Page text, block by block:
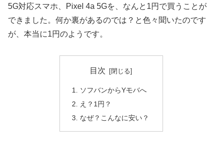
5G対応スマホ、Pixel 4a 5Gを、なんと1円で買うことが
できました。何か裏があるのでは？と色々聞いたのです
が、本当に1円のようです。
目次
ソフバンからYモバへ
え？1円？
なぜ？こんなに安い？